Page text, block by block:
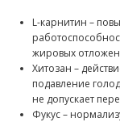
L-карнитин –
жировых
Хитозан –
подавление
не допускает
Фукус –